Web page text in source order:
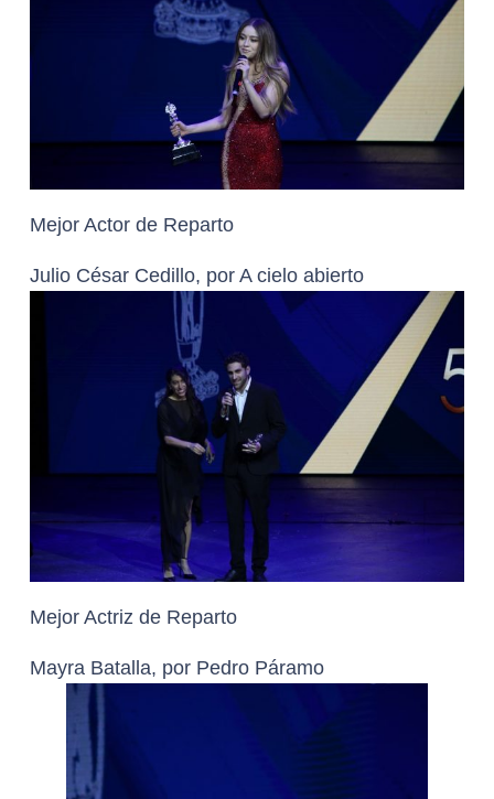
Mejor Actor de Reparto
Julio César Cedillo, por A cielo abierto
Mejor Actriz de Reparto
Mayra Batalla, por Pedro Páramo